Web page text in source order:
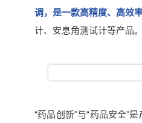
调，是一款高精度、高效
计、安息角测试计等产品
“药品创新"与“药品安全"